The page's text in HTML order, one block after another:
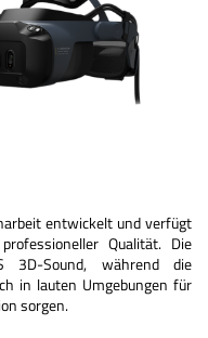
entwickelt und verfügt
Qualität. Die
3D-Sound, während die
in lauten Umgebungen für
sorgen.